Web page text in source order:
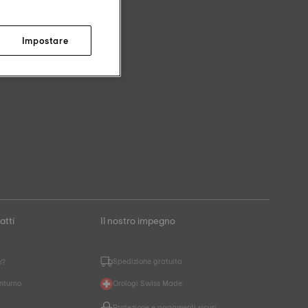
Il nostro impegno
Spedizione gratuita
Orologi Swiss Made
Impostare